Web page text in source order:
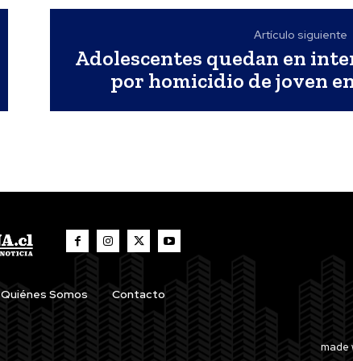
Artículo siguiente
Adolescentes quedan en
por homicidio de joven
Quiénes Somos Contacto
made